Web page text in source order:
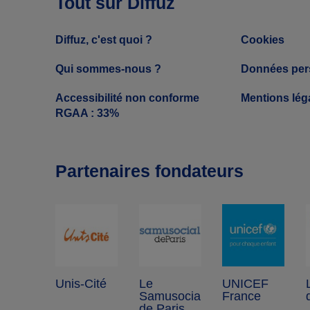
Diffuz, c'est quoi ?
Qui sommes-nous ?
Accessibilité non conforme
RGAA : 33%
Cookies
Données
Mentions
Partenaires fondateurs
Unis-Cité
Le
Samusocial
UNICEF
France